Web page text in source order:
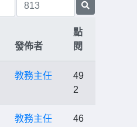
發佈者
點
閱
教務主任
49
2
教務主任
46